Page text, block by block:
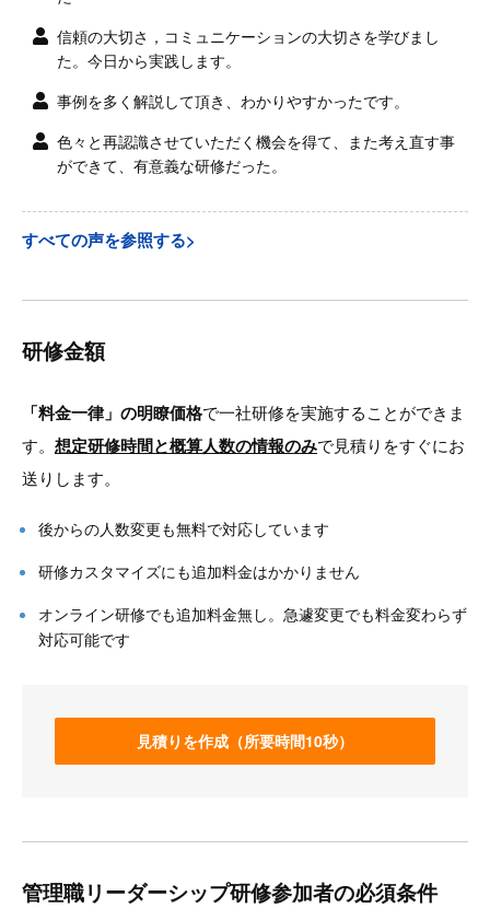
信頼の大切さ，コミュニケーションの大切さを学びまし
た。今日から実践します。
事例を多く解説して頂き、わかりやすかったです。
色々と再認識させていただく機会を得て、また考え直す事
ができて、有意義な研修だった。
すべての声を参照する>
研修金額
「料金一律」の明瞭価格で一社研修を実施することができま
す。 想定研修時間と概算人数の情報のみで見積りをすぐにお
送りします。
後からの人数変更も無料で対応しています
研修カスタマイズにも追加料金はかかりません
オンライン研修でも追加料金無し。急遽変更でも料金変わらず
対応可能です
見積りを作成（所要時間10秒）
管理職リーダーシップ研修参加者の必須条件